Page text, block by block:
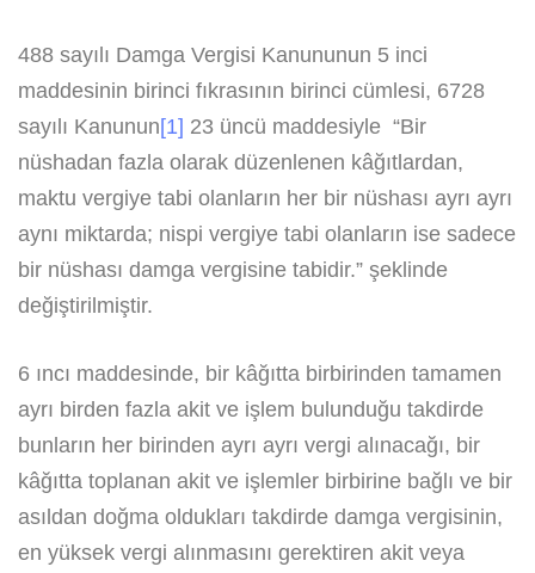
488 sayılı Damga Vergisi Kanununun 5 inci
maddesinin birinci fıkrasının birinci cümlesi, 6728
sayılı Kanunun[1] 23 üncü maddesiyle “Bir
nüshadan fazla olarak düzenlenen kâğıtlardan,
maktu vergiye tabi olanların her bir nüshası ayrı ayrı
aynı miktarda; nispi vergiye tabi olanların ise sadece
bir nüshası damga vergisine tabidir.” şeklinde
değiştirilmiştir.
6 ıncı maddesinde, bir kâğıtta birbirinden tamamen
ayrı birden fazla akit ve işlem bulunduğu takdirde
bunların her birinden ayrı ayrı vergi alınacağı, bir
kâğıtta toplanan akit ve işlemler birbirine bağlı ve bir
asıldan doğma oldukları takdirde damga vergisinin,
en yüksek vergi alınmasını gerektiren akit veya